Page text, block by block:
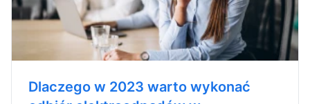
Dlaczego w 2023 warto wykonać